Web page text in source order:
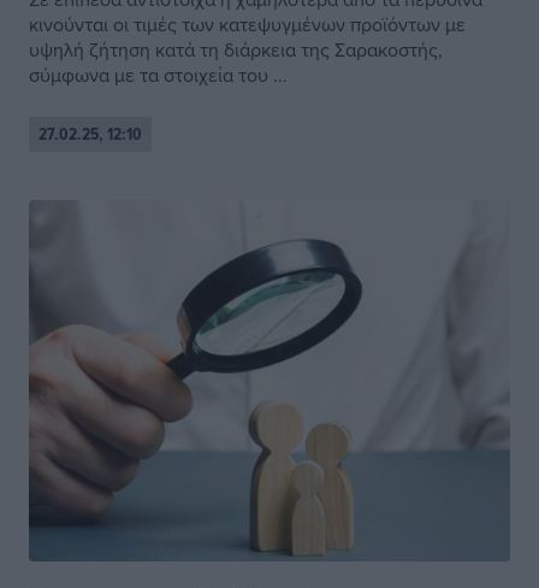
κινούνται οι τιμές των κατεψυγμένων προϊόντων με
υψηλή ζήτηση κατά τη διάρκεια της Σαρακοστής,
σύμφωνα με τα στοιχεία του ...
27.02.25, 12:10